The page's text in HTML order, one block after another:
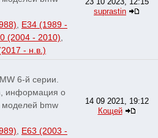
, E34 (1989 -
(2004 - 2010),
- н.в.)
suprastin
6-й серии.
информация о
моделей bmw
, E63 (2003 -
14 09 2021, 19:12
Кощей